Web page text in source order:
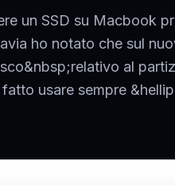
un SSD su Macbook
ho notato che sul
al
usare sempre